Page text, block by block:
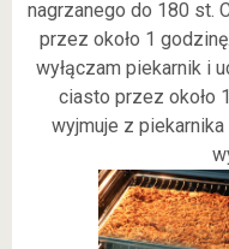
nagrzanego do 180 st.
przez około 1
wyłączam piekarnik i
ciasto przez około
wyjmuje z